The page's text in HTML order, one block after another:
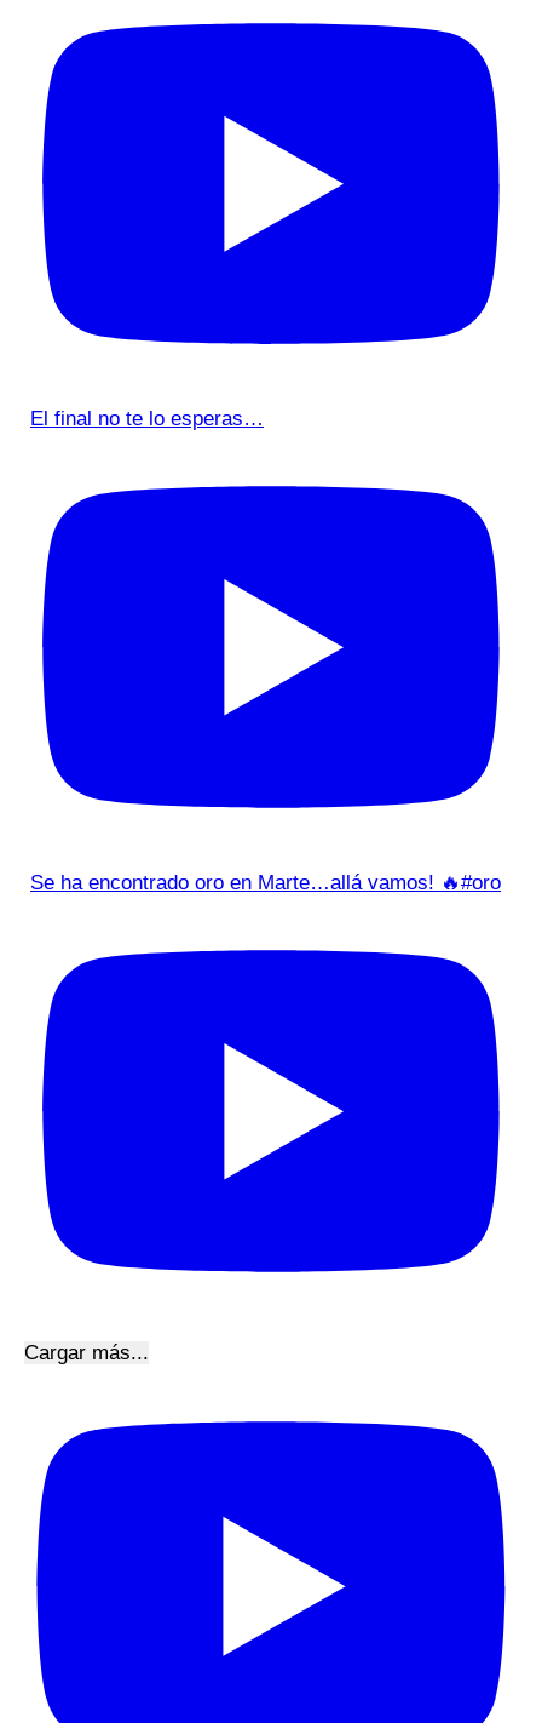
El final no te lo esperas…
Se ha encontrado oro en Marte…allá vamos! 🔥#oro
Cargar más...